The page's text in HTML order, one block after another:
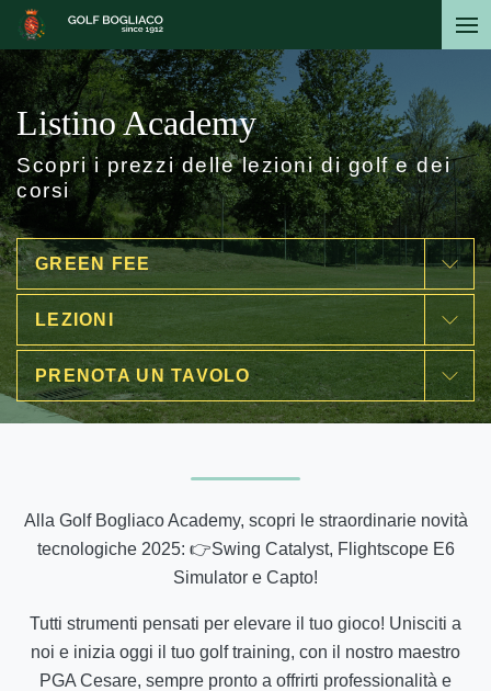
Salta
contenuto
principale
Listino Academy
Scopri i prezzi delle lezioni di golf e dei
corsi
GREEN FEE
LEZIONI
PRENOTA UN TAVOLO
Alla Golf Bogliaco Academy, scopri le straordinarie novità
tecnologiche 2025: 👉Swing Catalyst, Flightscope E6
Simulator e Capto!
Tutti strumenti pensati per elevare il tuo gioco! Unisciti a
noi e inizia oggi il tuo golf training, con il nostro maestro
PGA Cesare, sempre pronto a offrirti professionalità e